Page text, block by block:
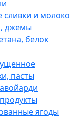
сливки и молоко
джемы
белок
пасты
ягоды